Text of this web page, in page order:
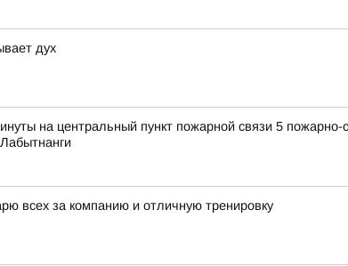
дух
на центральный пункт пожарной связи 5 пожарно-
всех за компанию и отличную тренировку